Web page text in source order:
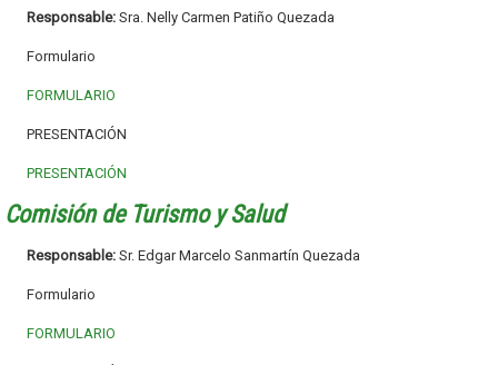
Responsable: Sra. Nelly Carmen Patiño Quezada
Formulario
FORMULARIO
PRESENTACIÓN
PRESENTACIÓN
Comisión de Turismo ySalud
Responsable: Sr. Edgar Marcelo Sanmartín Quezada
Formulario
FORMULARIO